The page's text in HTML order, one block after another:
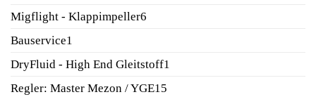
Produkte
Migflight - Klappimpeller6
Bauservice1
Produkt
DryFluid - High End Gleitstoff1
Regler: Master Mezon / YGE15